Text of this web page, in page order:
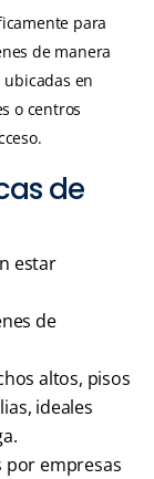
para
de manera
en
o centros
de
estar
de
altos, pisos
ideales
por empresas